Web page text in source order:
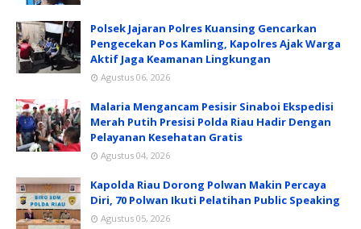
Polsek Jajaran Polres Kuansing Gencarkan
Pengecekan Pos Kamling, Kapolres Ajak Warga
Aktif Jaga Keamanan Lingkungan
Agustus 06, 2026
Malaria Mengancam Pesisir Sinaboi Ekspedisi
Merah Putih Presisi Polda Riau Hadir Dengan
Pelayanan Kesehatan Gratis
Agustus 04, 2026
Kapolda Riau Dorong Polwan Makin Percaya
Diri, 70 Polwan Ikuti Pelatihan Public Speaking
Agustus 05, 2026